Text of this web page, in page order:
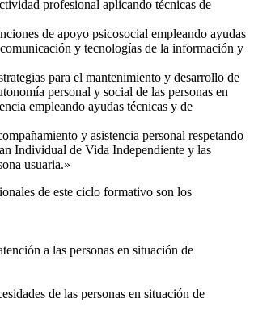
profesional aplicando técnicas de
de apoyo psicosocial empleando ayudas
y tecnologías de la información y
para el mantenimiento y desarrollo de
personal y social de las personas en
empleando ayudas técnicas y de
y asistencia personal respetando
Individual de Vida Independiente y las
usuaria.»
de este ciclo formativo son los
a las personas en situación de
de las personas en situación de